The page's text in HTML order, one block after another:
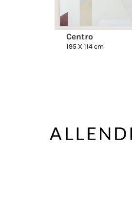
Centro
195 X 114 cm